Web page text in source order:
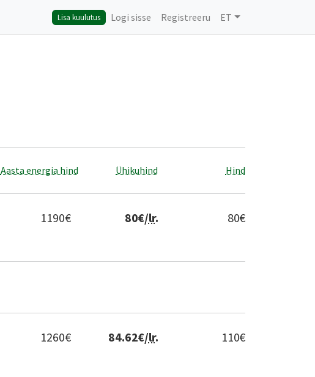
Lisa kuulutus Logi sisse Registreeru ET
Aasta energia hind Ühikuhind Hind
80€
80€/lr.
1190€
110€
84.62€/lr.
1260€